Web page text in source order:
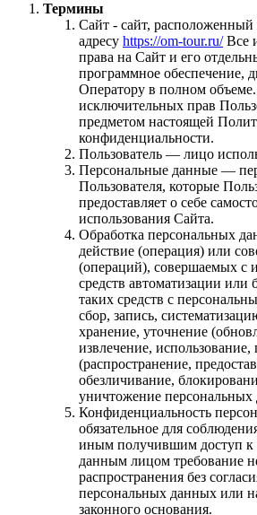
Термины
Сайт - сайт, расположенный
адресу https://om-tour.ru/Все
права на Сайт и его
программное обеспечение,
Оператору в полном
исключительных прав
предметом настоящей
конфиденциальности.
Пользователь — лицо
Персональные данные —
Пользователя, которые
предоставляет о себе
использования Сайта.
Обработка персональных
действие (операция) или
(операций), совершаемых с
средств автоматизации или
таких средств с
сбор, запись,
хранение, уточнение
извлечение, использование,
(распространение,
обезличивание,
уничтожение персональных
Конфиденциальность
обязательное для
иным получившим доступ к
данным лицом требование
распространения без
персональных данных или
законного основания.